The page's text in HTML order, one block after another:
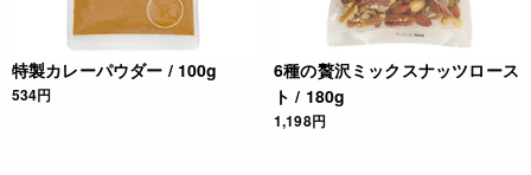
特製カレーパウダー / 100g
534円
6種の贅沢ミックスナッツロース
ト / 180g
1,198円